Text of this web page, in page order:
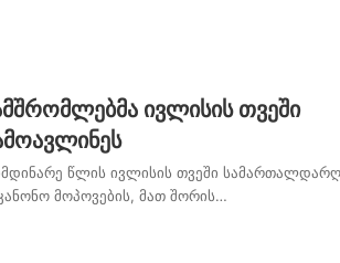
ივლისის თვეში
წლის ივლისის თვეში
მოპოვების, მათ შორის…